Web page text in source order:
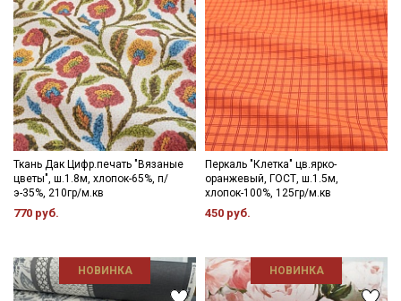
Ткань Дак Цифр.печать "Вязаные
цветы", ш.1.8м, хлопок-65%, п/
э-35%, 210гр/м.кв
770 руб.
Перкаль "Клетка" цв.ярко-
оранжевый, ГОСТ, ш.1.5м,
хлопок-100%, 125гр/м.кв
450 руб.
НОВИНКА НОВИНКА